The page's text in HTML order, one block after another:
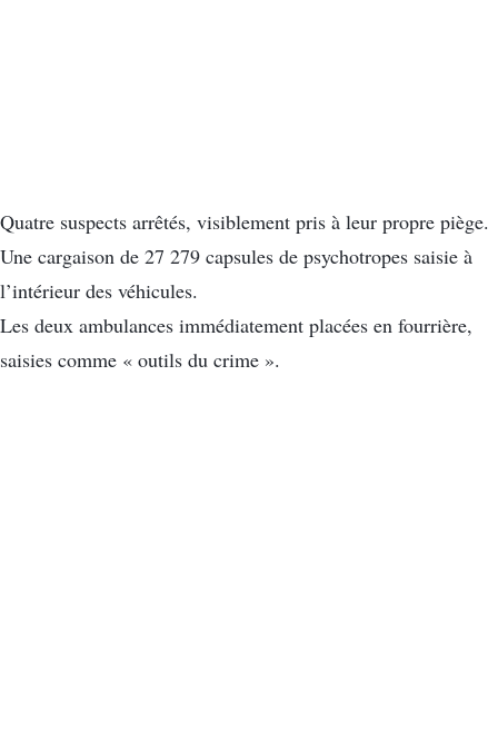
Quatre suspects arrêtés, visiblement pris à leur propre piège.
Une cargaison de 27 279 capsules de psychotropes saisie à
l’intérieur des véhicules.
Les deux ambulances immédiatement placées en fourrière,
saisies comme « outils du crime ».